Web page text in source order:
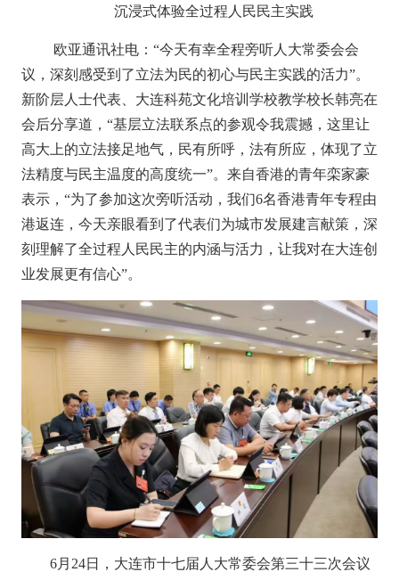
沉浸式体验全过程人民民主实践
欧亚通讯社电： “今天有幸全程旁听人大常委会会
议 ， 深刻感受到 了立法为民的初心与民主实践的活力”。
新阶层人士代表、大连科苑文化培训学校教学校长韩亮在
会后分享道， “基层立法联系点的参观令我震撼，这里让
高大上的立法接足地气， 民有所呼，法有所应， 体现了立
法精度与民主温度的高度统一”。来自香港的青年栾家豪
表示，“为了参加这次旁听活动，我们6名香港青年专程由
港返连，今天亲眼看到了代表们为城市发展建言献策，深
刻理解了全过程人民民主的内涵与活力，让我对在大连创
业发展更有信心”。
6月24日，大连市十七届人大常委会第三十三次会议